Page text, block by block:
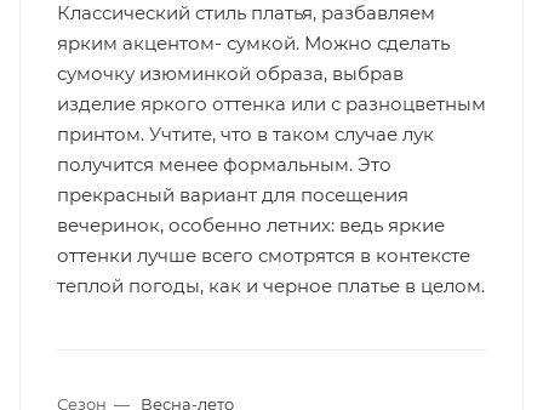
Классический стиль платья, разбавляем
ярким акцентом- сумкой. Можно сделать
сумочку изюминкой образа, выбрав
изделие яркого оттенка или с разноцветным
принтом. Учтите, что в таком случае лук
получится менее формальным. Это
прекрасный вариант для посещения
вечеринок, особенно летних: ведь яркие
оттенки лучше всего смотрятся в контексте
теплой погоды, как и черное платье в целом.
Сезон —
Весна-лето